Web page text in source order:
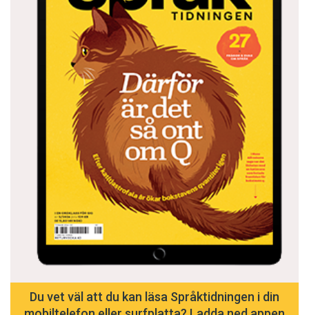
Du vet väl att du kan läsa Språktidningen i din